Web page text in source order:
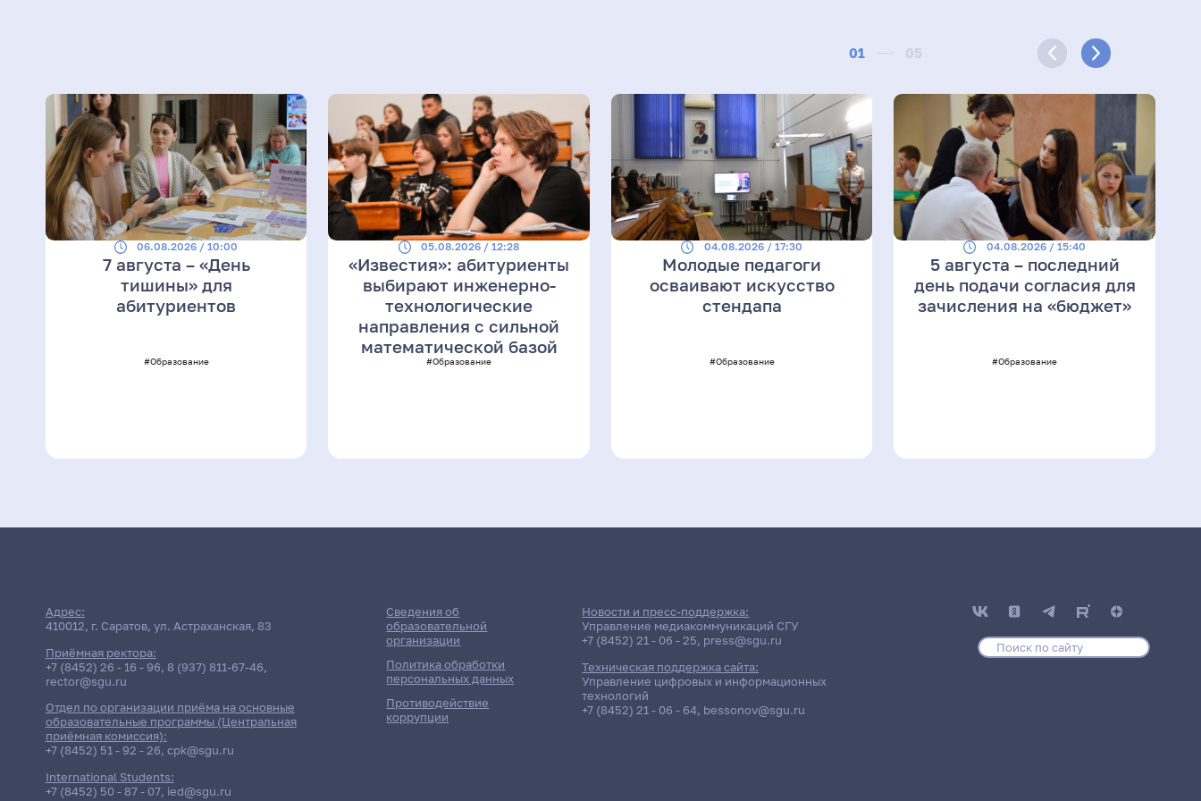
01 05
06.08.2026 / 10:00
7 августа – «День
тишины» для
абитуриентов
#Образование
05.08.2026 / 12:28
«Известия»: абитуриенты
выбирают инженерно-
технологические
направления с сильной
математической базой
#Образование
04.08.2026 / 17:30
Молодые педагоги
осваивают искусство
стендапа
#Образование
04.08.2026 / 15:40
5 августа – последний
день подачи согласия для
зачисления на «бюджет»
#Образование
Адрес:
410012, г. Саратов, ул. Астраханская, 83
Приёмная ректора:
+7 (8452) 26 - 16 - 96, 8 (937) 811-67-46,
rector@sgu.ru
Отдел по организации приёма на основные
образовательные программы (Центральная
приёмная комиссия):
+7 (8452) 51 - 92 - 26, cpk@sgu.ru
International Students:
+7 (8452) 50 - 87 - 07, ied@sgu.ru
Сведения об
образовательной
организации
Политика обработки
персональных данных
Противодействие
коррупции
Новости и пресс-поддержка:
Управление медиакоммуникаций СГУ
+7 (8452) 21 - 06 - 25, press@sgu.ru
Техническая поддержка сайта:
Управление цифровых и информационных
технологий
+7 (8452) 21 - 06 - 64, bessonov@sgu.ru